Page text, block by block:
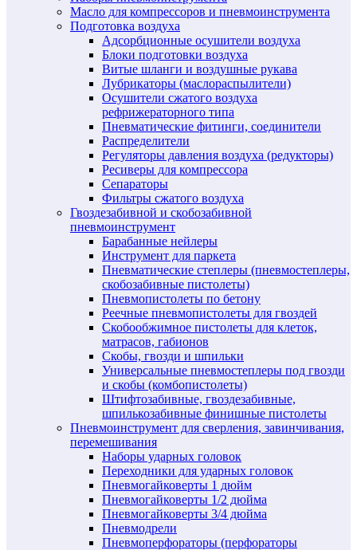
Масло для компрессоров и пневмоинструмента
Подготовка воздуха
Адсорбционные осушители воздуха
Блоки подготовки воздуха
Витые шланги и воздушные рукава
Лубрикаторы (маслораспылители)
Осушители сжатого воздуха
рефрижераторного типа
Пневматические фитинги, соединители
Распределители
Регуляторы давления воздуха (редукторы)
Ресиверы для компрессора
Сепараторы
Фильтры сжатого воздуха
Гвоздезабивной и скобозабивной
пневмоинструмент
Барабанные нейлеры
Инструмент для паркета
Пневматические степлеры (пневмостеплеры,
скобозабивные пистолеты)
Пневмопистолеты по бетону
Реечные пневмопистолеты для гвоздей
Скобообжимное пистолеты для клеток,
матрасов, габионов
Скобы, гвозди и шпильки
Универсальные пневмостеплеры под гвозди
и скобы (комбопистолеты)
Штифтозабивные, гвоздезабивные,
шпилькозабивные финишные пистолеты
Пневмоинструмент для сверления, завинчивания,
перемешивания
Наборы ударных головок
Переходники для ударных головок
Пневмогайковерты 1 дюйм
Пневмогайковерты 1/2 дюйма
Пневмогайковерты 3/4 дюйма
Пневмодрели
Пневмоперфораторы (перфораторы